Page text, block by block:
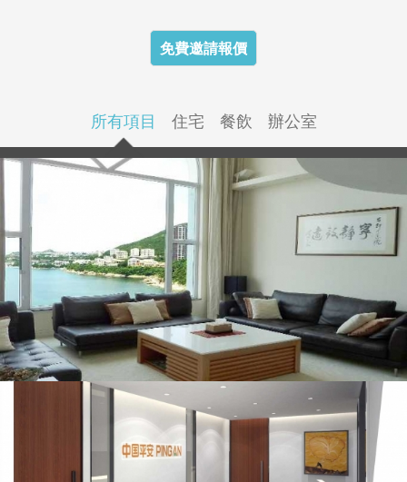
免費邀請報價
所有項目 住宅 餐飲 辦公室